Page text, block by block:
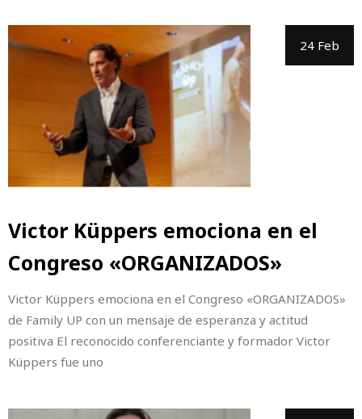
24 Feb
Victor Küppers emociona en el
Congreso «ORGANIZADOS»
Victor Küppers emociona en el Congreso «ORGANIZADOS»
de Family UP con un mensaje de esperanza y actitud
positiva El reconocido conferenciante y formador Victor
Küppers fue uno